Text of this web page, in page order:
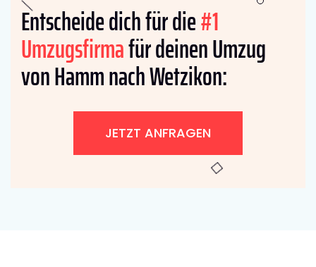
Entscheide dich für die#1
Umzugsfirmafür deinen Umzug
von Hamm nach Wetzikon:
JETZT ANFRAGEN